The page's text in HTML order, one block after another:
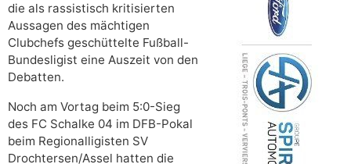
die als rassistisch kritisierten
Aussagen des mächtigen
Clubchefs geschüttelte Fußball-
Bundesligist eine Auszeit von den
Debatten.
Noch am Vortag beim 5:0-Sieg
des FC Schalke 04 im DFB-Pokal
beim Regionalligisten SV
Drochtersen/Assel hatten die